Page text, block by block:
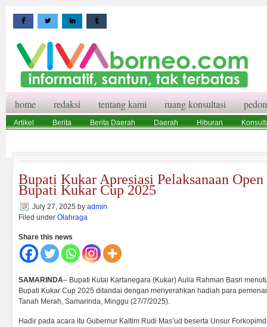
home redaksi tentang kami ruang konsultasi
Artikel Berita Berita Daerah Daerah Hiburan
Bupati Kukar Apresiasi Pelaksanaan
Bupati Kukar Cup 2025
July 27, 2025 by admin
Filed under Olahraga
Share this news
SAMARINDA– Bupati Kutai Kartanegara (Kukar) Aulia Rahman Basri
Bupati Kukar Cup 2025 ditandai dengan menyerahkan hadiah para
Tanah Merah, Samarinda, Minggu (27/7/2025).
Hadir pada acara itu Gubernur Kaltim Rudi Mas’ud beserta Unsur